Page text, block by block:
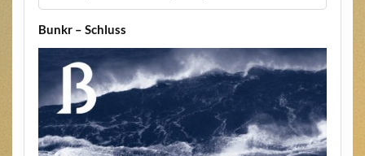
Bunkr – Schluss